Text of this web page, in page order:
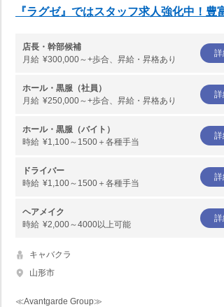
『ラグゼ』ではスタッフ求人強化中！豊
店長・幹部候補
月給 ¥300,000～+歩合、昇給・昇格あり
詳
ホール・黒服（社員）
月給 ¥250,000～+歩合、昇給・昇格あり
詳
ホール・黒服（バイト）
時給 ¥1,100～1500＋各種手当
詳
ドライバー
時給 ¥1,100～1500＋各種手当
詳
ヘアメイク
時給 ¥2,000～4000以上可能
詳
キャバクラ
山形市
≪Avantgarde Group≫